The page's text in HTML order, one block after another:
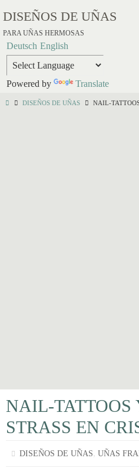
DISEÑOS DE UÑAS
PARA UÑAS HERMOSAS
Deutsch English
Powered by Translate
DISEÑOS DE UÑAS NAIL-
NAIL-TATTOOS
STRASS EN
DISEÑOS DE UÑAS,UÑAS